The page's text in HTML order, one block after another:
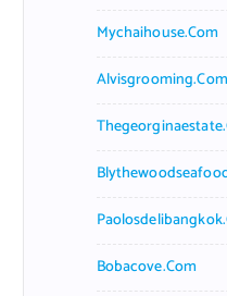
Mychaihouse.com
Alvisgrooming.com
Bobacove.com